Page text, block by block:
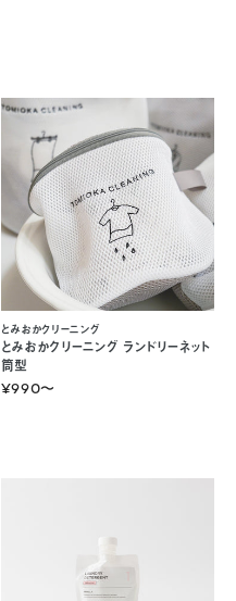
とみおかクリーニング ランドリーネット
筒型
とみおかクリーニング
〜
¥990